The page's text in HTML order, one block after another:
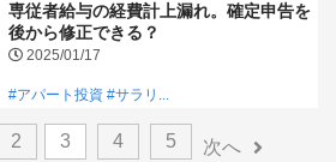
専従者給与の経費計上漏れ。確定申告を
後から修正できる？
2025/01/17
#アパート投資 #サラリ...
2 3 4 5 次へ